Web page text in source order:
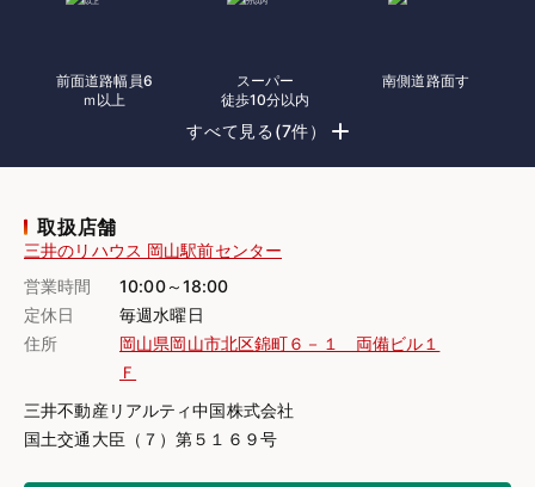
前面道路幅員6
ｍ以上
スーパー
徒歩10分以内
南側道路面す
すべて見る(7件）
取扱店舗
三井のリハウス 岡山駅前センター
営業時間
10:00～18:00
定休日
毎週水曜日
住所
岡山県岡山市北区錦町６－１ 両備ビル１
Ｆ
三井不動産リアルティ中国株式会社
国土交通大臣（７）第５１６９号